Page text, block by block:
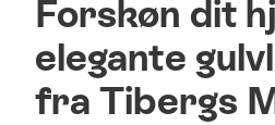
Forskøn dit
elegante
fra Tibergs